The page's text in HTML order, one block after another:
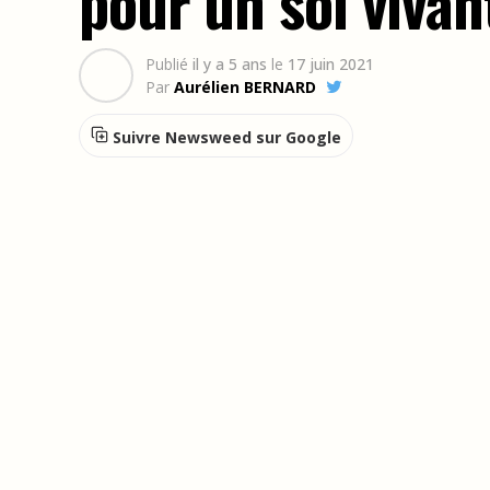
Publié il y a 5 ans le 17 juin 2021
Par Aurélien BERNARD
Suivre Newsweed sur Google